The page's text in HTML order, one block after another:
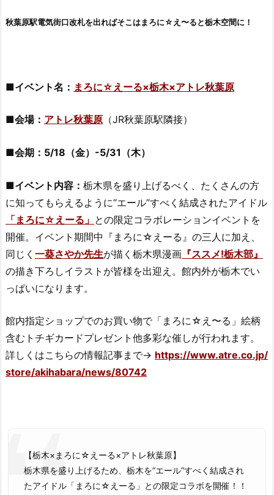
秋葉原駅電気街口改札を出ればそこはまろに☆え〜ると栃木空間に！
■イベント名： まろに☆えーる×栃木×アトレ秋葉原
■会場： アトレ秋葉原 （JR秋葉原駅隣接）
■会期：5/18（金）-5/31（木）
■イベント内容： 栃木県を盛り上げるべく、たくさんの方
に知ってもらえるように“エール”すべく結成されたアイドル
「まろに☆えーる」 との限定コラボレーションイベントを
開催。イベント期間中『まろに☆えーる』の三人に加え、
同じく 一葵さやか先生が描く栃木県漫画 『ススメ!栃木部』
の描き下ろしイラストが皆様を出迎え。館内外が栃木でい
っぱいになります。
館内指定ショップでのお買い物で「まろに☆え〜る」絵柄
含むトチギカードプレゼント他多彩な催しが行われます。
詳しくはこちらの情報記事まで→ https://www.atre.co.jp/
store/akihabara/news/80742
【栃木×まろに☆えーる×アトレ秋葉原】
栃木県を盛り上げるため、栃木を“エール”すべく結成され
たアイドル「まろに☆えーる」との限定コラボを開催！！